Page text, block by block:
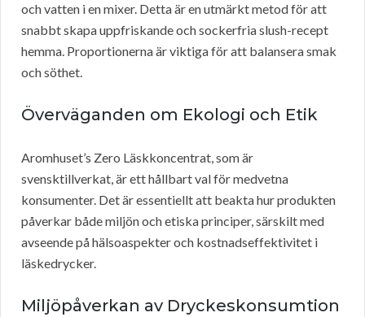
och vatten i en mixer. Detta är en utmärkt metod för att
snabbt skapa uppfriskande och sockerfria slush-recept
hemma. Proportionerna är viktiga för att balansera smak
och söthet.
Överväganden om Ekologi och Etik
Aromhuset’s Zero Läskkoncentrat, som är
svensktillverkat, är ett hållbart val för medvetna
konsumenter. Det är essentiellt att beakta hur produkten
påverkar både miljön och etiska principer, särskilt med
avseende på hälsoaspekter och kostnadseffektivitet i
läskedrycker.
Miljöpåverkan av Dryckeskonsumtion